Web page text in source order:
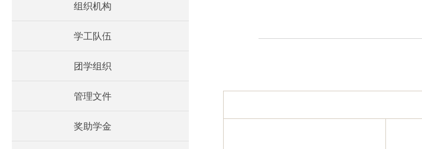
组织机构
学工队伍
团学组织
管理文件
奖助学金